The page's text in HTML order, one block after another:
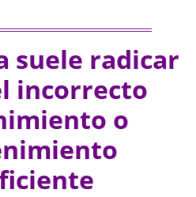
suele radicar
incorrecto
o